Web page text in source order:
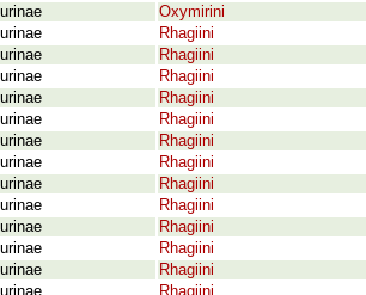
Oxymirini
Rhagiini
Rhagiini
Rhagiini
Rhagiini
Rhagiini
Rhagiini
Rhagiini
Rhagiini
Rhagiini
Rhagiini
Rhagiini
Rhagiini
Rhagiini